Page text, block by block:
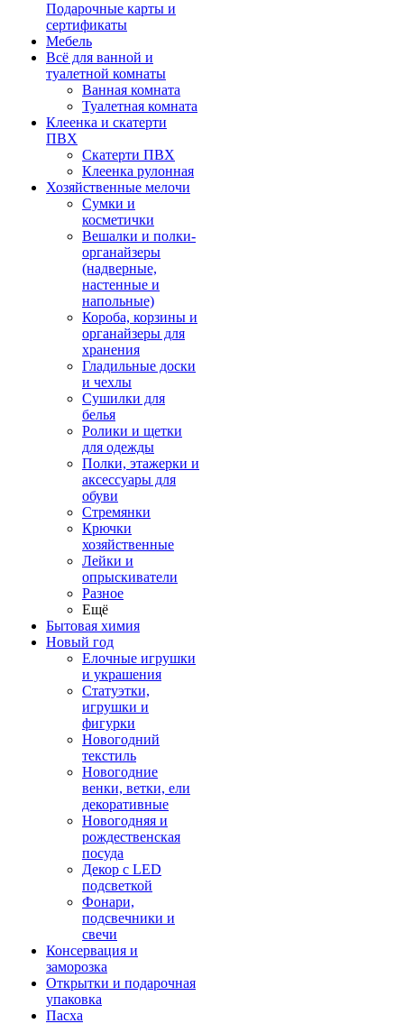
Подарочные карты и
сертификаты
Мебель
Всё для ванной и
туалетной комнаты
Ванная комната
Туалетная комната
Клеенка и скатерти
ПВХ
Скатерти ПВХ
Клеенка рулонная
Хозяйственные мелочи
Сумки и
косметички
Вешалки и полки-
органайзеры
(надверные,
настенные и
напольные)
Короба, корзины и
органайзеры для
хранения
Гладильные доски
и чехлы
Сушилки для
белья
Ролики и щетки
для одежды
Полки, этажерки и
аксессуары для
обуви
Стремянки
Крючки
хозяйственные
Лейки и
опрыскиватели
Разное
Ещё
Бытовая химия
Новый год
Елочные игрушки
и украшения
Статуэтки,
игрушки и
фигурки
Новогодний
текстиль
Новогодние
венки, ветки, ели
декоративные
Новогодняя и
рождественская
посуда
Декор с LED
подсветкой
Фонари,
подсвечники и
свечи
Консервация и
заморозка
Открытки и подарочная
упаковка
Пасха